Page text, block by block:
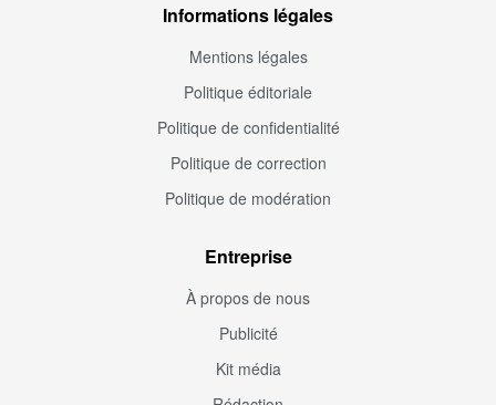
Informations légales
Mentions légales
Politique éditoriale
Politique de confidentialité
Politique de correction
Politique de modération
Entreprise
À propos de nous
Publicité
Kit média